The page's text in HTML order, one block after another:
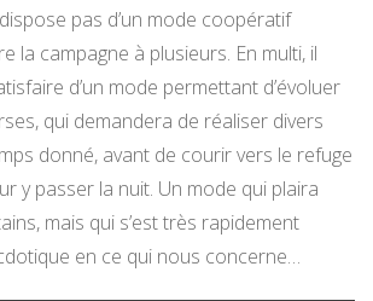
pas d’un mode coopératif
la campagne à plusieurs. En multi, il
d’un mode permettant d’évoluer
qui demandera de réaliser divers
donné, avant de courir vers le refuge
y passer la nuit. Un mode qui plaira
mais qui s’est très rapidement
en ce qui nous concerne…